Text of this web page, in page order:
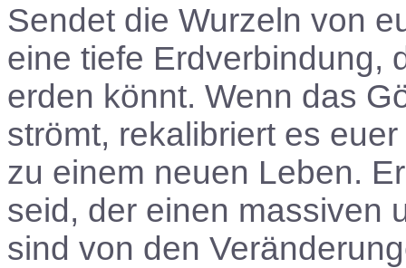
Sendet die Wurzeln von
eine tiefe Erdverbindung,
erden könnt. Wenn das
strömt, rekalibriert es
zu einem neuen Leben.
seid, der einen massiven
sind von den